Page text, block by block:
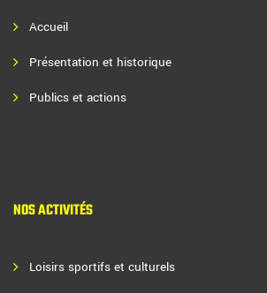
Accueil
Présentation et historique
Publics et actions
NOS ACTIVITÉS
Loisirs sportifs et culturels